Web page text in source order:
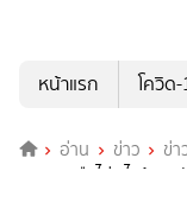
หน้าแรก
โควิด
อ่าน ข่าว ข่า
ทางจิตหรือไม่? ไขข้อ